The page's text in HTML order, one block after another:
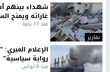
تقارير
شهداء بينهم
غاراته ويمنح
منذ 11 ثانية
الإعلام
رواية سياسية"
منذ 9 ثواني